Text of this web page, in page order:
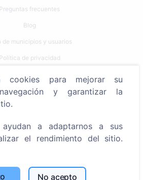
Preguntas frecuentes
Blog
de municipios y usuarios
Política de privacidad
de cookies
Buscar fallecidos
Servicios
cookies para mejorar su
y garantizar la
a adaptarnos a sus
el rendimiento del sitio.
No acepto